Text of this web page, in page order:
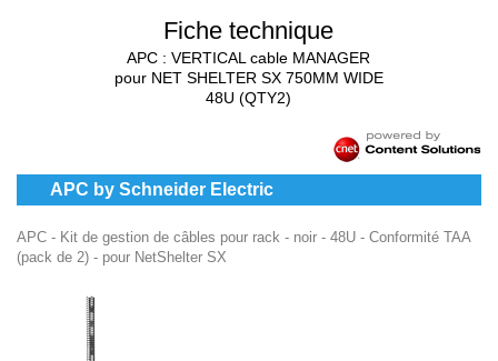
Fiche technique
APC : VERTICAL cable MANAGER
pour NET SHELTER SX 750MM WIDE
48U (QTY2)
APC by Schneider Electric
APC - Kit de gestion de câbles pour rack - noir - 48U - Conformité TAA
(pack de 2) - pour NetShelter SX